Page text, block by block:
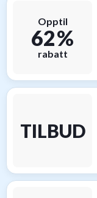
Opptil
62 %
rabatt
TILBUD
baby
Gavetips
1
gravide
nybakte